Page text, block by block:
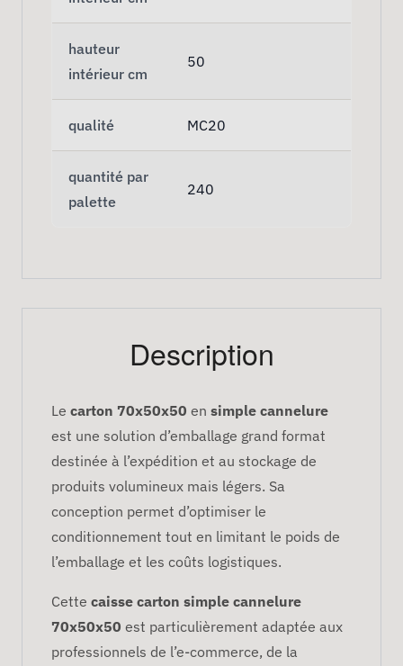
hauteur
intérieur cm
50
qualité MC20
quantité par
palette
240
Description
Le carton 70x50x50 en simple cannelure
est une solution d’emballage grand format
destinée à l’expédition et au stockage de
produits volumineux mais légers. Sa
conception permet d’optimiser le
conditionnement tout en limitant le poids de
l’emballage et les coûts logistiques.
Cette caisse carton simple cannelure
70x50x50 est particulièrement adaptée aux
professionnels de l’e-commerce, de la